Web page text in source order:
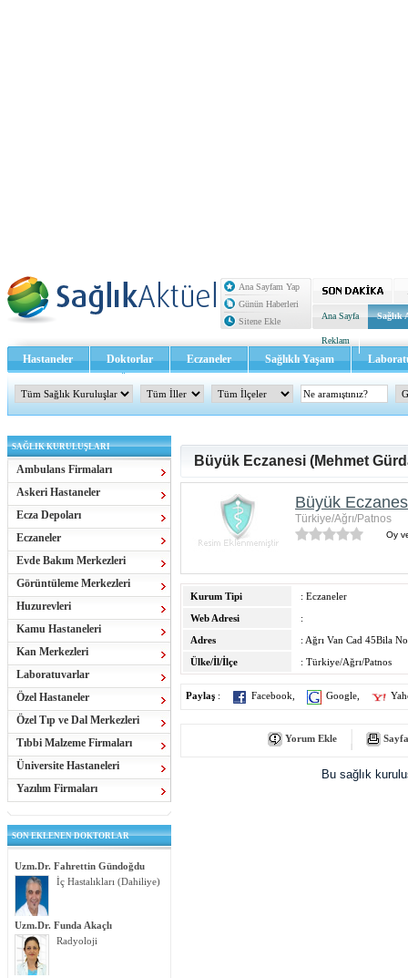
Ana Sayfam Yap
Günün Haberleri
Sitene Ekle
Ana Sayfa Sağlık
Reklam
Hastaneler Doktorlar Eczaneler Sağlıklı Yaşam
Sağlık TV - Video İletişim
SAĞLIK KURULUŞLARI
Ambulans Firmaları
Askeri Hastaneler
Ecza Depoları
Eczaneler
Evde Bakım Merkezleri
Görüntüleme Merkezleri
Huzurevleri
Kamu Hastaneleri
Kan Merkezleri
Laboratuvarlar
Özel Hastaneler
Özel Tıp ve Dal Merkezleri
Tıbbi Malzeme Firmaları
Üniversite Hastaneleri
Yazılım Firmaları
SON EKLENEN DOKTORLAR
Uzm.Dr. Fahrettin Gündoğdu
İç Hastalıkları (Dahiliye)
Uzm.Dr. Funda Akaçlı
Radyoloji
Büyük Eczanesi (Mehmet
Büyük
Türkiye/Ağrı/Patnos
Oy
Kurum Tipi
: Eczaneler
Web Adresi
:
Adres
: Ağrı Van Cad 45Bila No
Ülke/İl/İlçe
: Türkiye/Ağrı/Patnos
Paylaş : Facebook Google
Yorum Ekle
Bu sağlık